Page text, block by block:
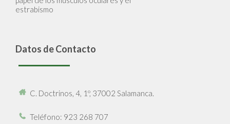
estrabismo
Datos de Contacto
C. Doctrinos, 4, 1º, 37002 Salamanca.
Teléfono: 923 268 707